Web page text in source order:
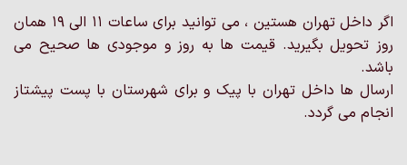
محصول
انتخاب
شوند
صفحه
محصول
شوند
اگر داخل تهران هستین ، می توانید برای ساعات 11 الی 19 همان
روز تحویل بگیرید. قیمت ها به روز و موجودی ها صحیح می
باشد.
ارسال ها داخل تهران با پیک و برای شهرستان با پست پیشتاز
انجام می گردد.